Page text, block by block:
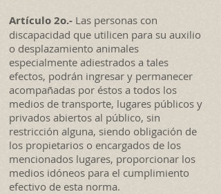
Artículo 2o.- Las personas con
discapacidad que utilicen para su auxilio
o desplazamiento animales
especialmente adiestrados a tales
efectos, podrán ingresar y permanecer
acompañadas por éstos a todos los
medios de transporte, lugares públicos y
privados abiertos al público, sin
restricción alguna, siendo obligación de
los propietarios o encargados de los
mencionados lugares, proporcionar los
medios idóneos para el cumplimiento
efectivo de esta norma.